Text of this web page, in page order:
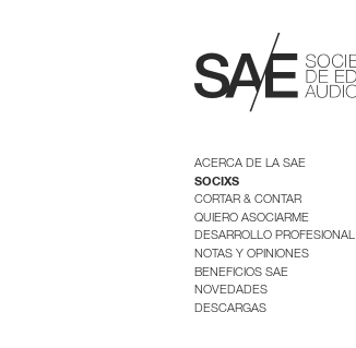
ACERCA DE LA SAE
SOCIXS
CORTAR & CONTAR
QUIERO ASOCIARME
DESARROLLO PROFESIONAL
NOTAS Y OPINIONES
BENEFICIOS SAE
NOVEDADES
DESCARGAS